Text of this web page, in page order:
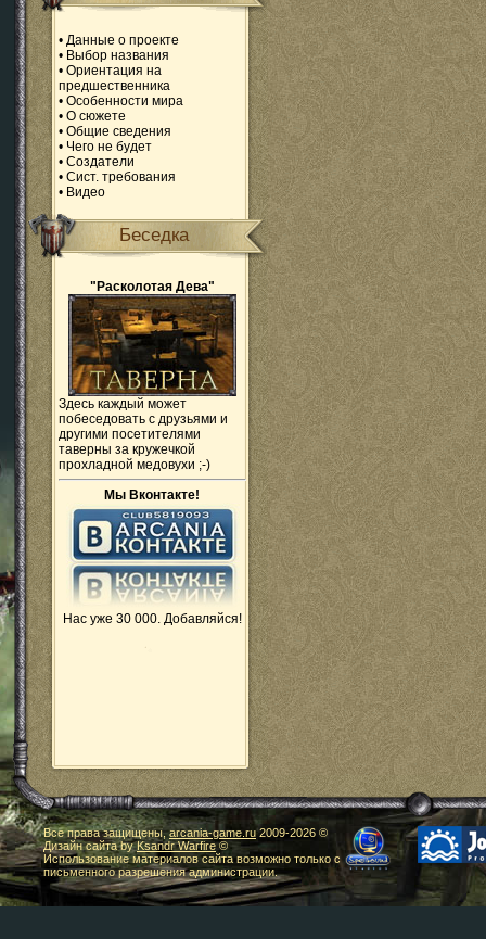
• Данные о проекте
• Выбор названия
• Ориентация на
предшественника
• Особенности мира
• О сюжете
• Общие сведения
• Чего не будет
• Создатели
• Сист. требования
• Видео
Беседка
"Расколотая Дева"
Здесь каждый может
побеседовать с друзьями и
другими посетителями
таверны за кружечкой
прохладной медовухи ;-)
Мы Вконтакте!
Нас уже 30 000. Добавляйся!
Все права защищены,arcania-game.ru2009-2026 ©
Дизайн сайта byKsandr Warfire©
Использование материалов сайта возможно только с
письменного разрешения администрации.